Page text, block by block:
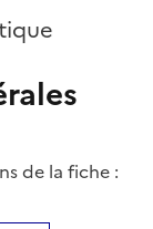
de la fiche :